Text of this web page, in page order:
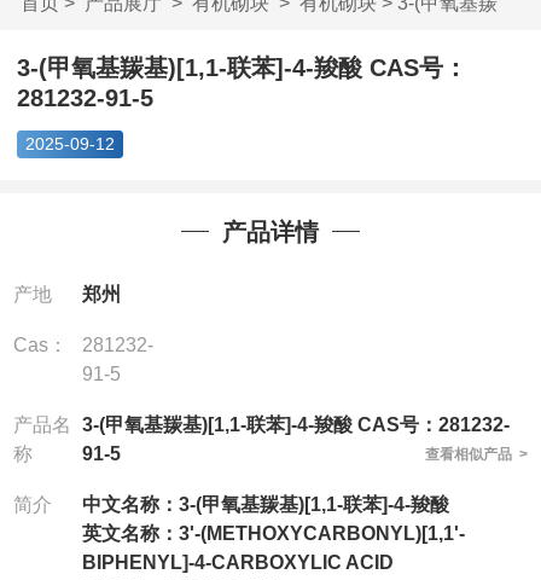
基)[1,1-联苯]-4-...
3-(甲氧基羰基)[1,1-联苯]-4-羧酸 CAS号：
281232-91-5
2025-09-12
产品详情
产地 郑州
Cas：
281232-
91-5
产品名
称
3-(甲氧基羰基)[1,1-联苯]-4-羧酸 CAS号：281232-
91-5
查看相似产品 >
简介 中文名称： 3-(甲氧基羰基)[1,1-联苯]-4-羧酸
英文名称： 3'-(METHOXYCARBONYL)[1,1'-
BIPHENYL]-4-CARBOXYLIC ACID